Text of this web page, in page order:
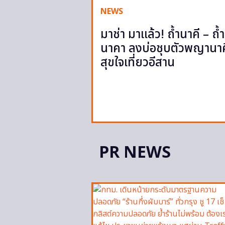
NEWS
มาช่า มาแล้ว! ถ้ำนาคี – ถ้ำ
นาคา ลงบ่อชุบตัวพญาน
สุขใจเที่ยวอีสาน
PR NEWS